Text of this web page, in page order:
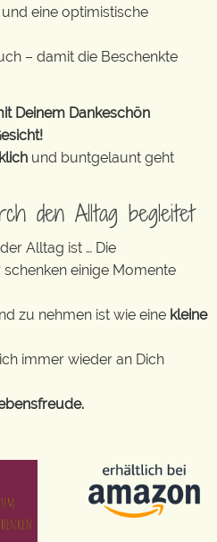
eine optimistische
– damit die Beschenkte
Deinem Dankeschön
und buntgelaunt geht
den Alltag begleitet
Alltag ist … Die
einige Momente
zu nehmen ist wie eine kleine
immer wieder an Dich